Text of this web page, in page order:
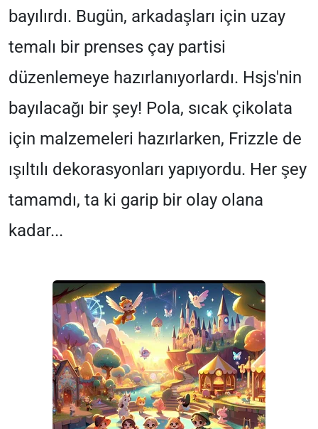
bayılırdı. Bugün, arkadaşları için uzay
temalı bir prenses çay partisi
düzenlemeye hazırlanıyorlardı. Hsjs'nin
bayılacağı bir şey! Pola, sıcak çikolata
için malzemeleri hazırlarken, Frizzle de
ışıltılı dekorasyonları yapıyordu. Her şey
tamamdı, ta ki garip bir olay olana
kadar...